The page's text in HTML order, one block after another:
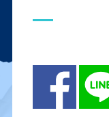
Facebook LINE